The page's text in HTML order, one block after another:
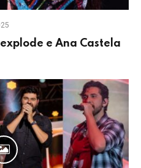
e Ana Castela